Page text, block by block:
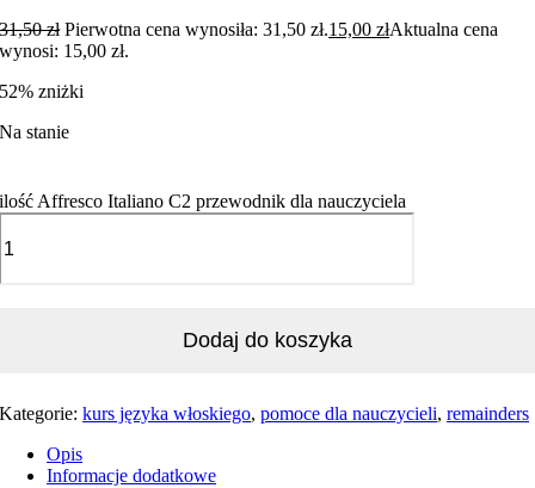
31,50zł Pierwotna cena wynosiła: 31,50 zł.15,00złAktualna cena
wynosi: 15,00 zł.
52% zniżki
Na stanie
ilość Affresco Italiano C2 przewodnik dla nauczyciela
Dodaj do koszyka
Kategorie:kurs języka włoskiego,pomoce dla nauczycieli,remainders
Opis
Informacje dodatkowe